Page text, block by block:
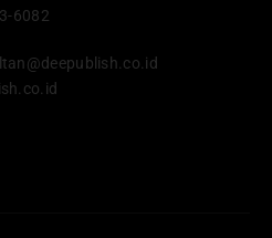
6082